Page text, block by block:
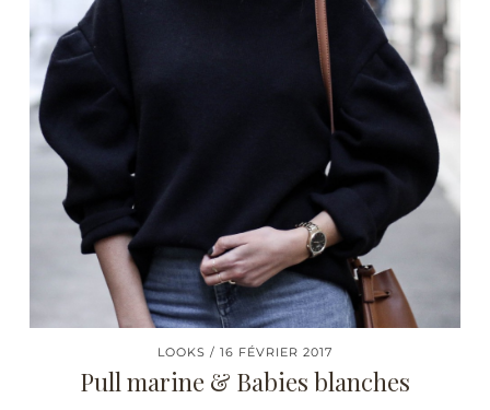
LOOKS 16 FÉVRIER 2017
Pull marine & Babies blanches